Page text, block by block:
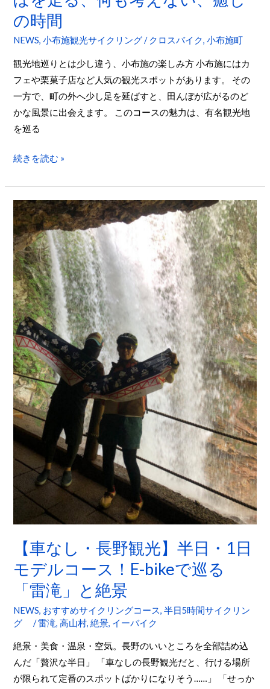
の時間
NEWS,小布施観光サイクリング/クロスバイク,小布施町
観光地巡りとは少し違う、小布施の楽しみ方 小布施にはカ
フェや栗菓子店など人気の観光スポットがあります。 その
一方で、町の外へ少し足を延ばすと、田んぼが広がるのど
かな風景に出会えます。 このコースの魅力は、有名観光地
を巡る
を
走
る、
何
も
え
な
癒
の
時
間
続きを読む »
【車なし・長野観光】半日・1日
モデルコース！E-bikeで巡る
「雷滝」と絶景
NEWS, おすすめサイクリングコース,半日5時間サイクリン
グ
/雷滝,高山村,絶景, イーバイク
絶景・美食・温泉・空気。長野のいいところを全部詰め込
んだ「贅沢な半日」 「車なしの長野観光だと、行ける場所
が限られて定番のスポットばかりになりそう……」 「せっか
【車
な
し・
長
野
観
光】
半
日・
1
日
モ
デ
ル
ス！
E-
bike
「雷
滝」
絶
景